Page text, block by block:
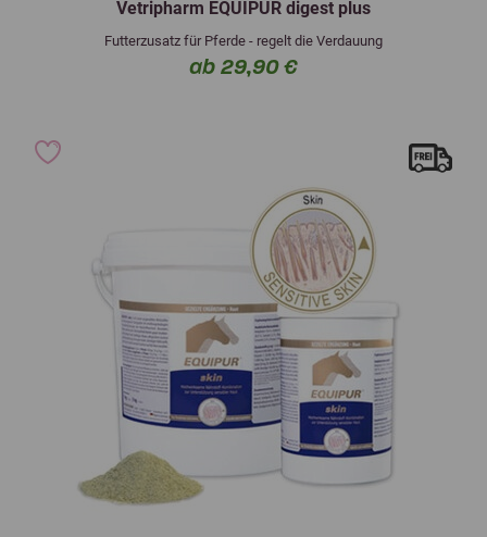
Vetripharm EQUIPUR digest plus
Futterzusatz für Pferde - regelt die Verdauung
ab 29,90 €